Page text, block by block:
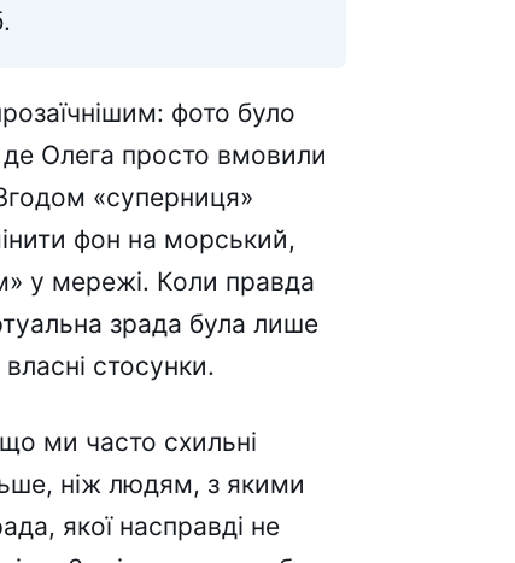
фото було
де Олега просто вмовили
«суперниця»
фон на морський,
у мережі. Коли правда
зрада була лише
стосунки.
що ми часто схильні
ніж людям, з якими
якої насправді не